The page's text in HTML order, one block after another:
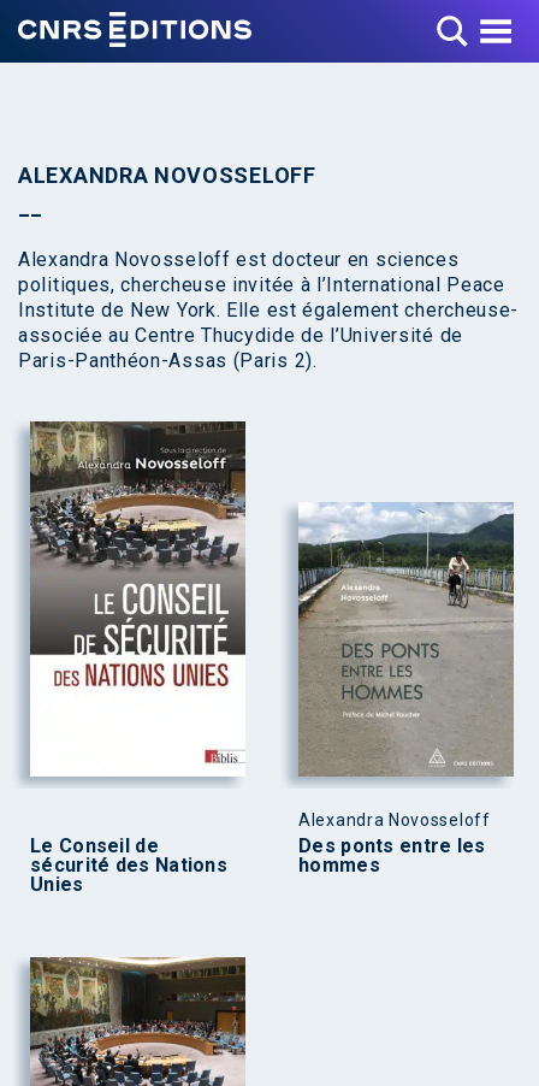
Toggle Menu
ALEXANDRA NOVOSSELOFF
Alexandra Novosseloff est docteur en sciences
politiques, chercheuse invitée à l’International Peace
Institute de New York. Elle est également chercheuse-
associée au Centre Thucydide de l’Université de
Paris-Panthéon-Assas (Paris 2).
Le Conseil de
sécurité des Nations
Unies
Alexandra Novosseloff
Des ponts entre les
hommes